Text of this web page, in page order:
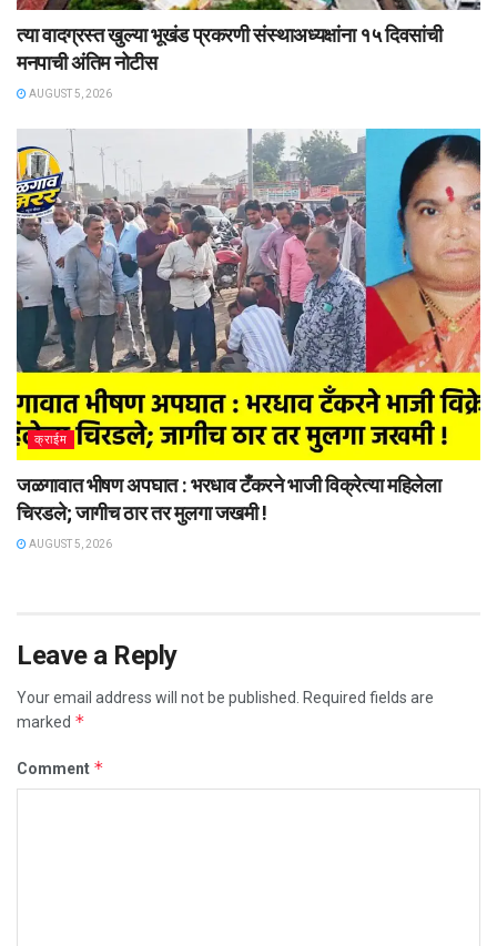
त्या वादग्रस्त खुल्या भूखंड प्रकरणी संस्थाअध्यक्षांना १५ दिवसांची
मनपाची अंतिम नोटीस
AUGUST 5, 2026
क्राईम
जळगावात भीषण अपघात : भरधाव टँकरने भाजी विक्रेत्या महिलेला
चिरडले; जागीच ठार तर मुलगा जखमी !
AUGUST 5, 2026
Leave a Reply
Your email address will not be published.
Required fields are
marked *
Comment *